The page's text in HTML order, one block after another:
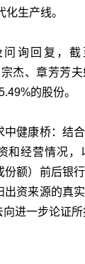
生产线。
询回复，
杰、章芳芳
的股份。
中健康桥：结
和经营情况
份额）前后银
出资来源的真
进一步论证所